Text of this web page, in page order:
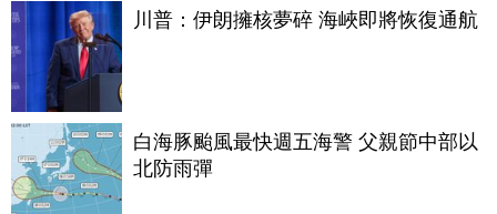
川普：伊朗擁核夢碎 海峽即將恢復通航
白海豚颱風最快週五海警 父親節中部以
北防雨彈